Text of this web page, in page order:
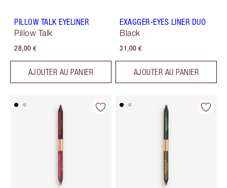
PILLOW TALK EYELINER
Pillow Talk
28,00 €
AJOUTER AU PANIER
EXAGGER-EYES LINER DUO
Black
31,00 €
AJOUTER AU PANIER